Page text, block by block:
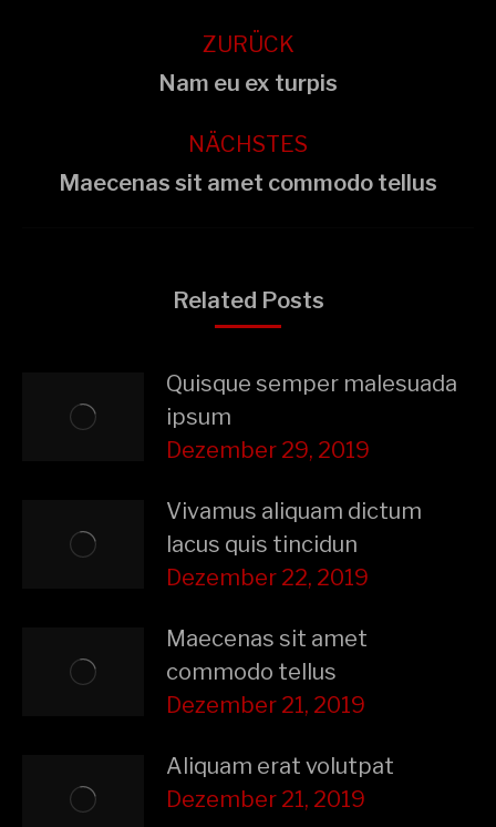
ZURÜCK
Nam eu ex turpis
NÄCHSTES
Maecenas sit amet commodo tellus
Related Posts
Quisque semper malesuada
ipsum
Dezember 29, 2019
Vivamus aliquam dictum
lacus quis tincidun
Dezember 22, 2019
Maecenas sit amet
commodo tellus
Dezember 21, 2019
Aliquam erat volutpat
Dezember 21, 2019